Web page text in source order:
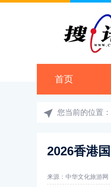
首页
您当前的位置：
2026香港
来源：中华文化旅游网